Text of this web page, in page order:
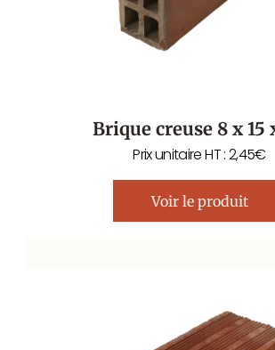
Brique creuse 8 x 15
Prix unitaire HT : 2,45€
Voir le produit